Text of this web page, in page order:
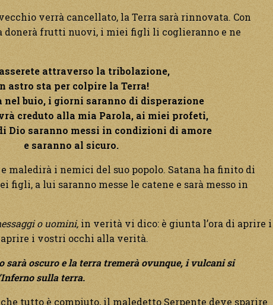
verrà cancellato, la Terra sarà rinnovata. Con
donerà frutti nuovi, i miei figli li coglieranno e ne
attraverso la tribolazione,
astro sta per colpire la Terra!
nel buio, i giorni saranno di disperazione
creduto alla mia Parola, ai miei profeti,
Dio saranno messi in condizioni di amore
e saranno al sicuro.
maledirà i nemici del suo popolo. Satana ha finito di
figli, a lui saranno messe le catene e sarà messo in
o uomini, in verità vi dico: è giunta l’ora di aprire i
i vostri occhi alla verità.
sarà oscuro e la terra tremerà ovunque, i vulcani si
sulla terra.
tutto è compiuto, il maledetto Serpente deve sparire